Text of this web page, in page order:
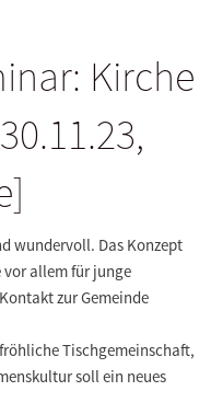
Kirche
wundervoll. Das Konzept
vor allem für junge
zur Gemeinde
Tischgemeinschaft,
soll ein neues